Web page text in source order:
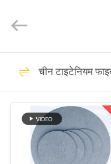
उत्पादों
वीडियो
Materials
Rights
धातुमल
चीन टाइटेनियम